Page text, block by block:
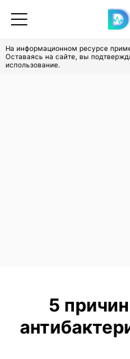
На информационном ресурсе
Оставаясь на сайте, вы
использование.
5